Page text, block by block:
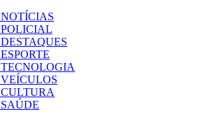
NOTÍCIAS
POLICIAL
DESTAQUES
ESPORTE
TECNOLOGIA
VEÍCULOS
CULTURA
SAÚDE